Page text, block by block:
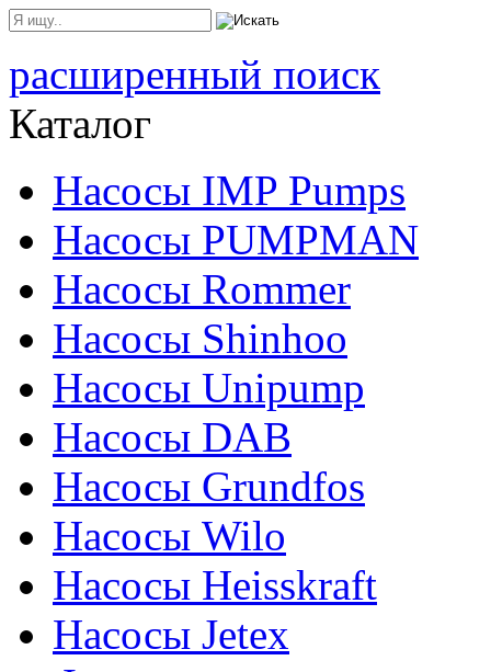
расширенный поиск
Каталог
Насосы IMP Pumps
Насосы PUMPMAN
Насосы Rommer
Насосы Shinhoo
Насосы Unipump
Насосы DAB
Насосы Grundfos
Насосы Wilo
Насосы Heisskraft
Насосы Jetex